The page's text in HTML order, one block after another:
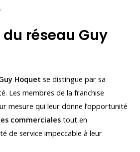
réseau Guy
Hoquet se distingue par sa
Les membres de la franchise
mesure qui leur donne l’opportunité
commercialestout en
de service impeccable à leur